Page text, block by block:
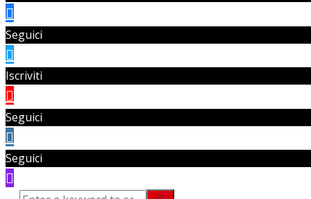
Seguici
Iscriviti
Seguici
Seguici